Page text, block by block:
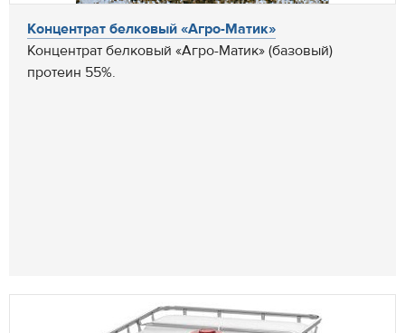
Концентрат белковый «Агро-Матик»
Концентрат белковый «Агро-Матик» (базовый)
протеин 55%.